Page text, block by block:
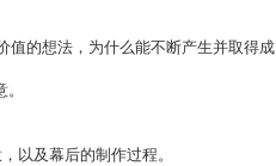
值的想法，为什么能不断产生并取得成
以及幕后的制作过程。